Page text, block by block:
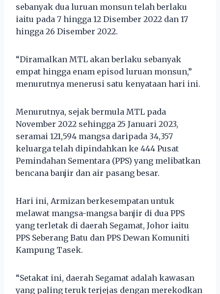
sebanyak dua luruan monsun telah berlaku
iaitu pada 7 hingga 12 Disember 2022 dan 17
hingga 26 Disember 2022.
“Diramalkan MTL akan berlaku sebanyak
empat hingga enam episod luruan monsun,”
menurutnya menerusi satu kenyataan hari ini.
Menurutnya, sejak bermula MTL pada
November 2022 sehingga 25 Januari 2023,
seramai 121,594 mangsa daripada 34,357
keluarga telah dipindahkan ke 444 Pusat
Pemindahan Sementara (PPS) yang melibatkan
bencana banjir dan air pasang besar.
Hari ini, Armizan berkesempatan untuk
melawat mangsa-mangsa banjir di dua PPS
yang terletak di daerah Segamat, Johor iaitu
PPS Seberang Batu dan PPS Dewan Komuniti
Kampung Tasek.
“Setakat ini, daerah Segamat adalah kawasan
yang paling teruk terjejas dengan merekodkan